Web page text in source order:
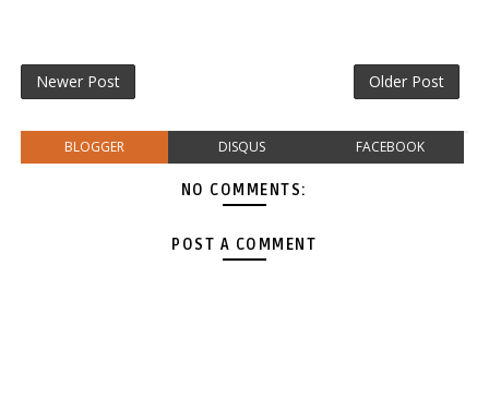
Newer Post Older Post
BLOGGER DISQUS FACEBOOK
NO COMMENTS:
POST A COMMENT